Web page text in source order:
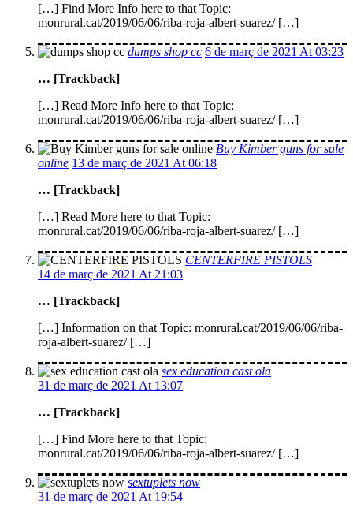
[…] Find More Info here to that Topic:
monrural.cat/2019/06/06/riba-roja-albert-suarez/ […]
dumps shop cc 6 de març de 2021 At 03:23
… [Trackback]
[…] Read More Info here to that Topic:
monrural.cat/2019/06/06/riba-roja-albert-suarez/ […]
Buy Kimber guns for sale
online 13 de març de 2021 At 06:18
… [Trackback]
[…] Read More here to that Topic:
monrural.cat/2019/06/06/riba-roja-albert-suarez/ […]
CENTERFIRE PISTOLS
14 de març de 2021 At 21:03
… [Trackback]
[…] Information on that Topic: monrural.cat/2019/06/06/riba-
roja-albert-suarez/ […]
sex education cast ola
31 de març de 2021 At 13:07
… [Trackback]
[…] Find More here to that Topic:
monrural.cat/2019/06/06/riba-roja-albert-suarez/ […]
sextuplets now
31 de març de 2021 At 19:54